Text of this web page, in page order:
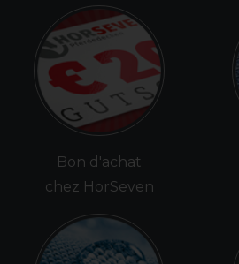
Bon d'achat
chez HorSeven